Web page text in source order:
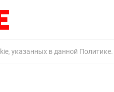
указанных в данной Политике.